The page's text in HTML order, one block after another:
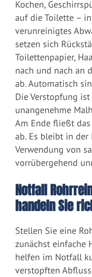
Kochen,
auf die Toilette –
verunreinigtes
setzen sich
Toilettenpapier,
nach und nach an
ab. Automatisch
Die Verstopfung
unangenehme
Am Ende fließt
ab. Es bleibt in
Verwendung von
vorrübergehend
Notfall
handeln Sie
Stellen Sie eine
zunächst einfache
helfen im Notfall
verstopften